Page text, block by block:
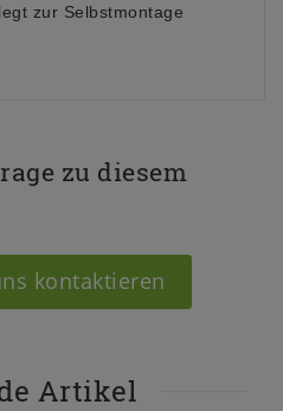
zur Selbstmontage
zu diesem
kontaktieren
Artikel